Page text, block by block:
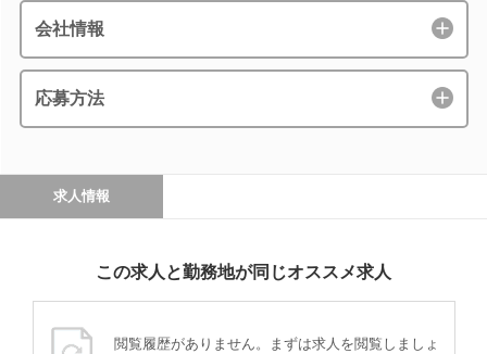
会社情報
応募方法
求人情報
この求人と勤務地が同じオススメ求人
閲覧履歴がありません。まずは求人を閲覧しましょ